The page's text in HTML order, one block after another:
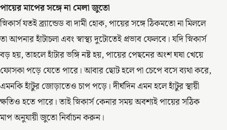
পায়ের মাপের সঙ্গে না মেলা জুতো
স্নিকার্স যতই ব্র্যান্ডেড বা দামী হোক, পায়ের সঙ্গে ঠিকমতো না মিললে
তা আপনার হাঁটাচলা এবং স্বাস্থ্য দুটোতেই প্রভাব ফেলবে। যদি স্নিকার্স
বড় হয়, তাহলে হাঁটার ভঙ্গি নষ্ট হয়, পায়ের পেছনের অংশ ঘষা খেয়ে
ফোসকা পড়ে যেতে পারে। আবার ছোট হলে পা চেপে বসে ব্যথা করে,
এমনকি হাঁটুর জোড়াতেও চাপ পড়ে। দীর্ঘদিন এমন হলে হাঁটুর স্থায়ী
ক্ষতিও হতে পারে। তাই স্নিকার্স কেনার সময় অবশ্যই পায়ের সঠিক
মাপ অনুযায়ী জুতো নির্বাচন করুন।